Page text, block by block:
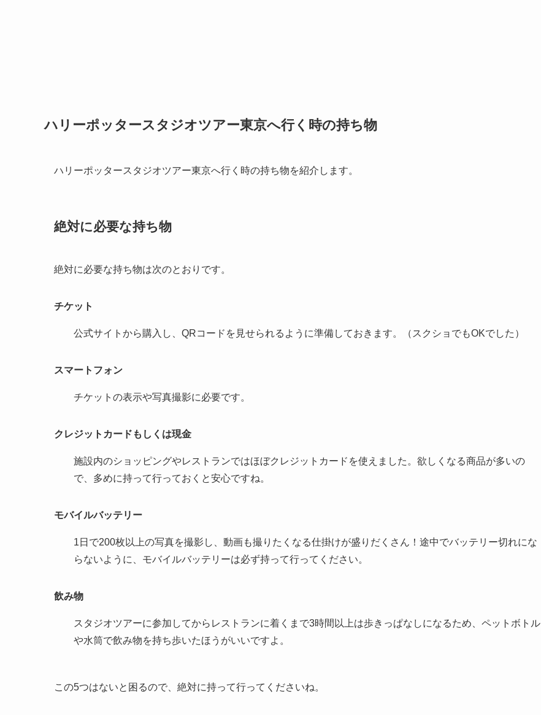
ハリーポッタースタジオツアー東京へ行く時の持ち物
ハリーポッタースタジオツアー東京へ行く時の持ち物を紹介します。
絶対に必要な持ち物
絶対に必要な持ち物は次のとおりです。
チケット
公式サイトから購入し、QRコードを見せられるように準備しておきます。（スクショでもOKでした）
スマートフォン
チケットの表示や写真撮影に必要です。
クレジットカードもしくは現金
施設内のショッピングやレストランではほぼクレジットカードを使えました。欲しくなる商品が多いの
で、多めに持って行っておくと安心ですね。
モバイルバッテリー
1日で200枚以上の写真を撮影し、動画も撮りたくなる仕掛けが盛りだくさん！途中でバッテリー切れにな
らないように、モバイルバッテリーは必ず持って行ってください。
飲み物
スタジオツアーに参加してからレストランに着くまで3時間以上は歩きっぱなしになるため、ペットボトル
や水筒で飲み物を持ち歩いたほうがいいですよ。
この5つはないと困るので、絶対に持って行ってくださいね。